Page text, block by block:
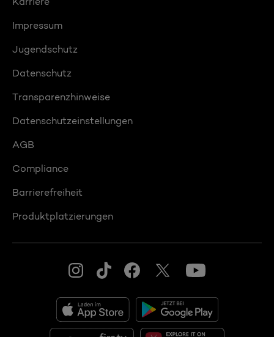
Impressum
Jugendschutz
Datenschutz
Transparenzhinweise
Datenschutzeinstellungen
AGB
Compliance
Barrierefreiheit
Produktplatzierungen